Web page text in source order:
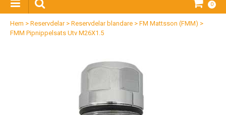
0
Hem > Reservdelar> Reservdelar blandare > FM Mattsson (FMM) >
FMM Pipnippelsats Utv M26X1.5